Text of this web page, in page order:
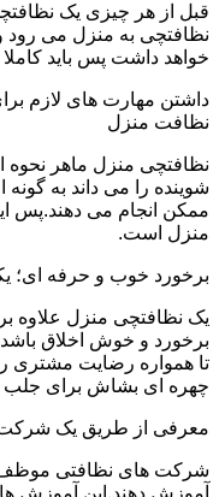
قبل از هر چیزی یک
نظافتچی به منزل می
خواهد داشت پس باید کاملا
داشتن مهارت های لازم
نظافت منزل
نظافتچی منزل ماهر نحوه
شوینده را می داند به
ممکن انجام می دهند.پس
منزل است.
برخورد خوب و حرفه ای؛
یک نظافتچی منزل علاوه
برخورد و خوش اخلاق باشد
تا همواره رضایت مشتری
چهره ای بشاش برای
معرفی از طریق یک شرکت
شرکت های نظافتی موظف